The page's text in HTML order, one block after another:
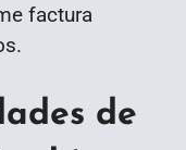
factura
de